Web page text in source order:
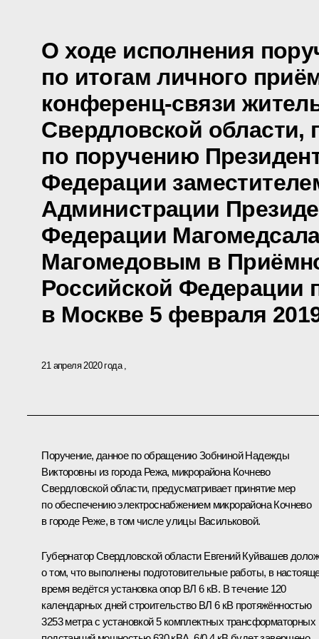
О ходе исполнения
по итогам личного
конференц-связи
Свердловской области,
по поручению
Федерации
Администрации
Федерации
Магомедовым в
Российской Федерации
в Москве 5 февраля
21 апреля 2020 года
Поручение, данное по обращению Зобниной Надежды
Викторовны из города Режа, микрорайона Кочнево
Свердловской области, предусматривает принятие мер
по обеспечению электроснабжением микрорайона Кочнево
в городе Реже, в том числе улицы Васильковой.
Губернатор Свердловской области Евгений Куйвашев
о том, что выполнены подготовительные работы, в
время ведётся установка опор ВЛ 6 кВ. В течение 120
календарных дней строительство ВЛ 6 кВ протяжённостью
3253 метра с установкой 5 комплектных трансформаторных